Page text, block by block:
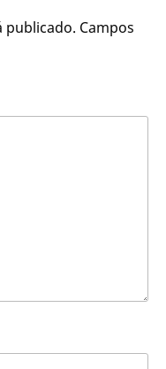
publicado. Campos